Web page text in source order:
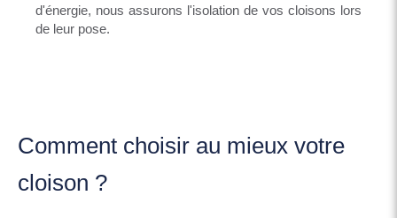
d'énergie, nous assurons l'isolation de vos cloisons lors
de leur pose.
Comment choisir au mieux votre
cloison ?